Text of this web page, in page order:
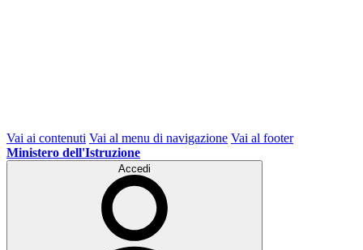
Vai ai contenuti Vai al menu di navigazione Vai al footer
Ministero dell'Istruzione
Accedi